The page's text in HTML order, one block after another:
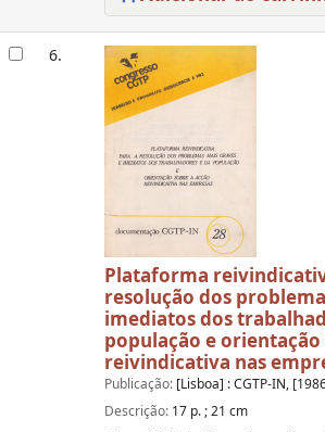
6.
Plataforma
resolução dos
imediatos dos
população e orientação
reivindicativa nas
Publicação: [Lisboa] : CGTP-IN,
Descrição: 17 p. ; 21 cm